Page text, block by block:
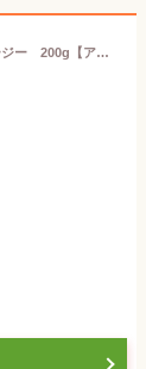
【ユニマットリケン】アサイービューティースムージー 200g【アサイー】【スムージー】